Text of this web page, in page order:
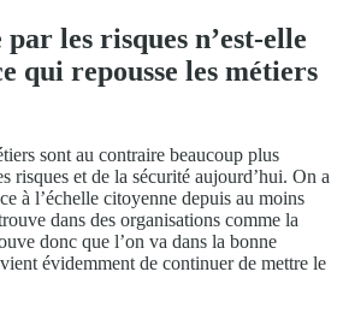
les risques n’est-elle
qui repousse les métiers
sont au contraire beaucoup plus
risques et de la sécurité aujourd’hui. On a
à l’échelle citoyenne depuis au moins
dans des organisations comme la
donc que l’on va dans la bonne
évidemment de continuer de mettre le